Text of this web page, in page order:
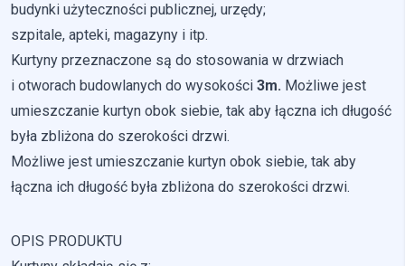
budynki użyteczności publicznej, urzędy;
szpitale, apteki, magazyny i itp.
Kurtyny przeznaczone są do stosowania w drzwiach
i otworach budowlanych do wysokości 3m. Możliwe jest
umieszczanie kurtyn obok siebie, tak aby łączna ich długość
była zbliżona do szerokości drzwi.
Możliwe jest umieszczanie kurtyn obok siebie, tak aby
łączna ich długość była zbliżona do szerokości drzwi.
OPIS PRODUKTU
Odrzuć
Zapisz moje preferencje
Akceptuj wszystko